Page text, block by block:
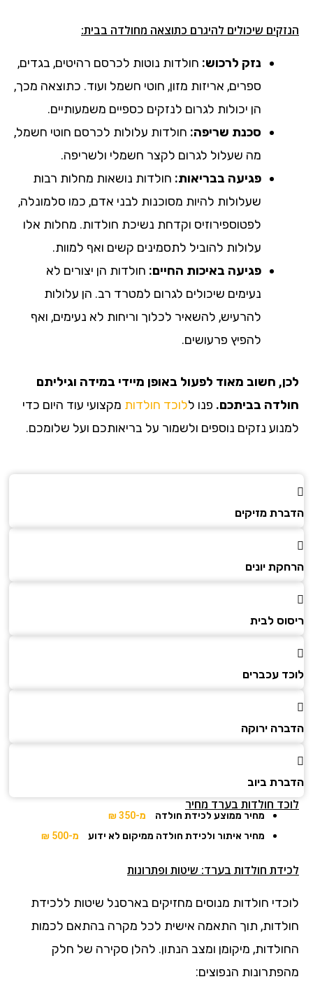
הנזקים שיכולים להיגרם כתוצאה מחולדה בבית:
נזק לרכוש: חולדות נוטות לכרסם רהיטים, בגדים,
ספרים, אריזות מזון, חוטי חשמל ועוד. כתוצאה מכך,
הן יכולות לגרום לנזקים כספיים משמעותיים.
סכנת שריפה: חולדות עלולות לכרסם חוטי חשמל,
מה שעלול לגרום לקצר חשמלי ולשריפה.
פגיעה בבריאות: חולדות נושאות מחלות רבות
שעלולות להיות מסוכנות לבני אדם, כמו סלמונלה,
לפטוספירוזיס וקדחת נשיכת חולדות. מחלות אלו
עלולות להוביל לתסמינים קשים ואף למוות.
פגיעה באיכות החיים: חולדות הן יצורים לא
נעימים שיכולים לגרום למטרד רב. הן עלולות
להרעיש, להשאיר לכלוך וריחות לא נעימים, ואף
להפיץ פרעושים.
לכן, חשוב מאוד לפעול באופן מיידי במידה וגיליתם
חולדה בביתכם. פנו ללוכד חולדות מקצועי עוד היום כדי
למנוע נזקים נוספים ולשמור על בריאותכם ועל שלומכם.
הדברת מזיקים
הרחקת יונים
ריסוס לבית
לוכד עכברים
הדברה ירוקה
הדברת ביוב
לוכד חולדות בערד מחיר
מחיר ממוצע לכידת חולדה
מ-350 ₪
מחיר איתור ולכידת חולדה ממיקום לא ידוע
מ-500 ₪
לכידת חולדות בערד: שיטות ופתרונות
לוכדי חולדות מנוסים מחזיקים בארסנל שיטות ללכידת
חולדות, תוך התאמה אישית לכל מקרה בהתאם לכמות
החולדות, מיקומן ומצב הנתון. להלן סקירה של חלק
מהפתרונות הנפוצים: